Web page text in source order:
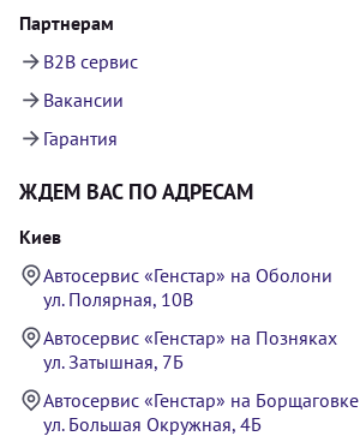
Партнерам
B2B сервис
Вакансии
Гарантия
ЖДЕМ ВАС ПО АДРЕСАМ
Киев
Автосервис «Генстар» на Оболони
ул. Полярная, 10В
Автосервис «Генстар» на Позняках
ул. Затышная, 7Б
Автосервис «Генстар» на Борщаговке
ул. Большая Окружная, 4Б